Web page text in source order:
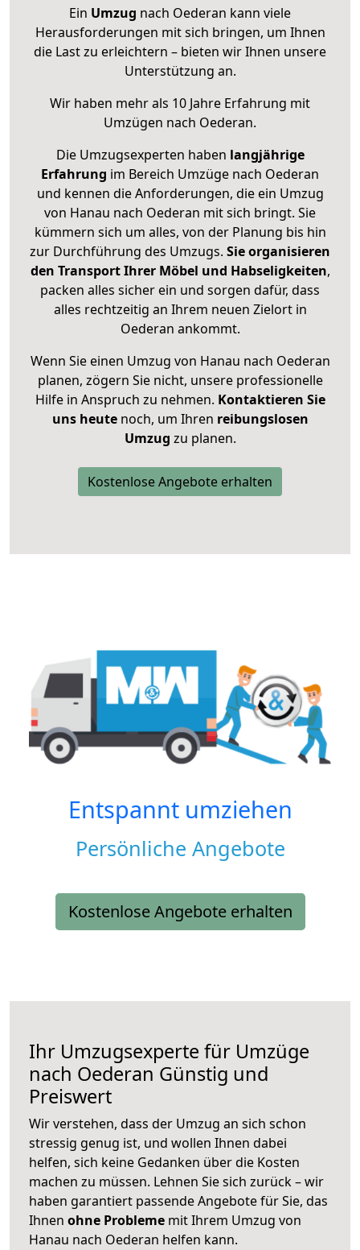
Ein Umzug nach Oederan kann viele
Herausforderungen mit sich bringen, um Ihnen
die Last zu erleichtern – bieten wir Ihnen unsere
Unterstützung an.
Wir haben mehr als 10 Jahre Erfahrung mit
Umzügen nach Oederan.
Die Umzugsexperten haben langjährige
Erfahrung im Bereich Umzüge nach Oederan
und kennen die Anforderungen, die ein Umzug
von Hanau nach Oederan mit sich bringt. Sie
kümmern sich um alles, von der Planung bis hin
zur Durchführung des Umzugs. Sie organisieren
den Transport Ihrer Möbel und Habseligkeiten,
packen alles sicher ein und sorgen dafür, dass
alles rechtzeitig an Ihrem neuen Zielort in
Oederan ankommt.
Wenn Sie einen Umzug von Hanau nach Oederan
planen, zögern Sie nicht, unsere professionelle
Hilfe in Anspruch zu nehmen. Kontaktieren Sie
uns heutenoch, um Ihren reibungslosen
Umzug zu planen.
Kostenlose Angebote erhalten
Entspannt umziehen
Persönliche Angebote
Kostenlose Angebote erhalten
Ihr Umzugsexperte für Umzüge
nach Oederan Günstig und
Preiswert
Wir verstehen, dass der Umzug an sich schon
stressig genug ist, und wollen Ihnen dabei
helfen, sich keine Gedanken über die Kosten
machen zu müssen. Lehnen Sie sich zurück – wir
haben garantiert passende Angebote für Sie, das
Ihnen ohne Probleme mit Ihrem Umzug von
Hanau nach Oederan helfen kann.